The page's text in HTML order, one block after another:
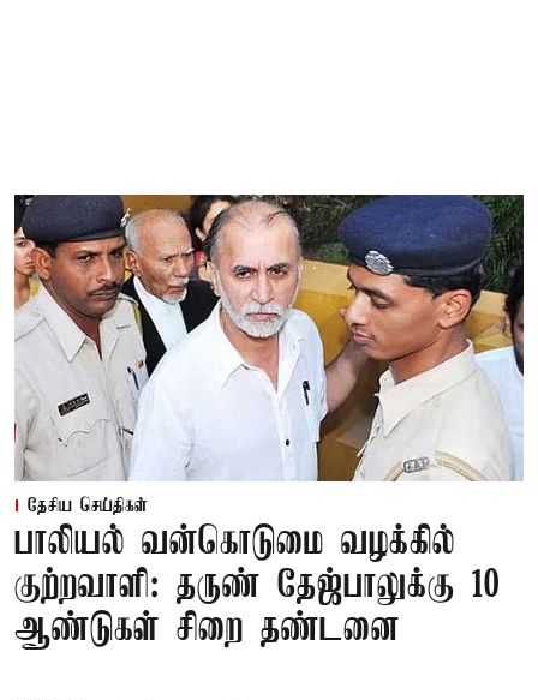
தேசிய செய்திகள்
பாலியல் வன்கொடுமை வழக்கில்
குற்றவாளி: தருண் தேஜ்பாலுக்கு 10
ஆண்டுகள் சிறை தண்டனை